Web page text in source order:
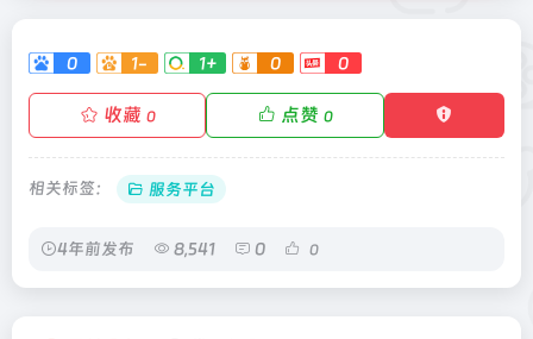
0 1- 1+ 0 0
收藏 0 点赞 0
相关标签： 服务平台
4年前发布 8,541 0 0